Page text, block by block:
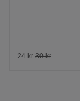
24 kr 30 kr